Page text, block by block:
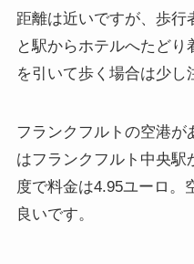
距離は近いですが、歩行
と駅からホテルへたど
を引いて歩く場合は少し
フランクフルトの空港が
はフランクフルト中央駅
度で料金は4.95ユーロ。
良いです。